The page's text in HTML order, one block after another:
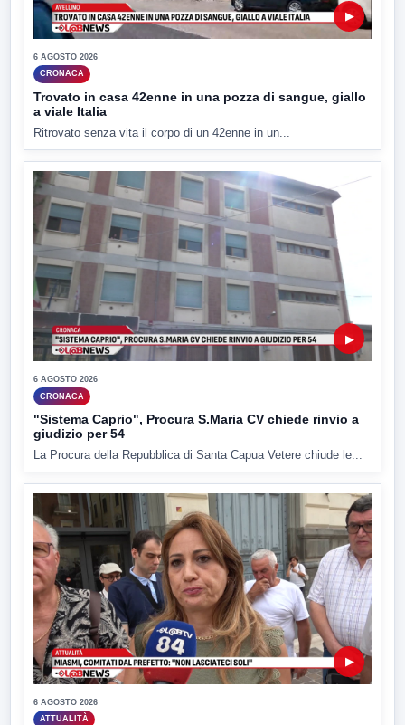
▶
6 AGOSTO 2026
CRONACA
Trovato in casa 42enne in una pozza di sangue, giallo
a viale Italia
Ritrovato senza vita il corpo di un 42enne in un...
▶
6 AGOSTO 2026
CRONACA
"Sistema Caprio", Procura S.Maria CV chiede rinvio a
giudizio per 54
La Procura della Repubblica di Santa Capua Vetere chiude le...
▶
6 AGOSTO 2026
ATTUALITÀ